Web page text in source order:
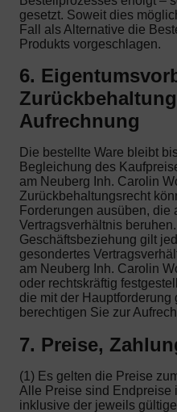
gesetzt. Soweit dies
Fall als Alternative die
Produkts vorgeschlagen.
6.
Aufrechnung
Die bestellte Ware bleibt
Begleichung des
am Neuberg Inh. Carolin
Zurückbehaltungsrecht
Forderungen ausüben, die
Vertragsverhältnis
Geschäftsbeziehung gilt
gesondertes
am Neuberg Inh. Carolin
oder rechtskräftig
die mit der
berechtigen Sie zur
7. Preise,
(1) Es gelten die Preise
Alle Preise sind Endpreise
inklusive der jeweils